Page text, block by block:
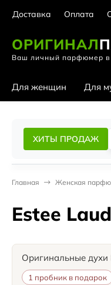
Доставка Оплата
ОРИГИНАЛ
Ваш личный парфюмер в
Для женщин Для
ХИТЫ ПРОДАЖ
Главная Женская
Estee
Оригинальные духи
1 пробник в подарок